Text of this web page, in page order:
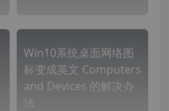
Win10系统桌面网络图
标变成英文 Computers
and Devices 的解决办
法